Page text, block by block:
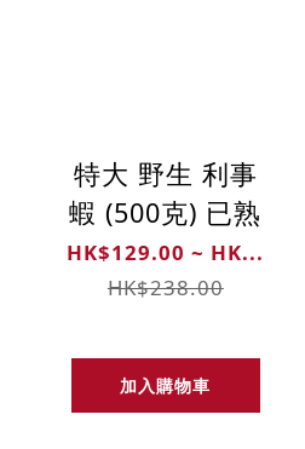
特大 野生 利事
蝦 (500克) 已熟
HK$129.00 ~ HK...
HK$238.00
加入購物車